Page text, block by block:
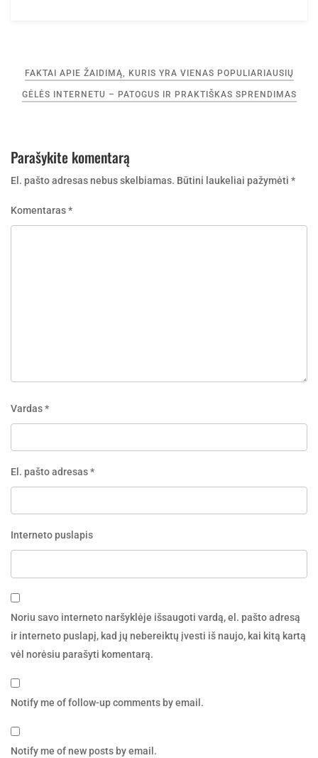
Navigacija
tarp
įrašų
FAKTAI APIE ŽAIDIMĄ, KURIS YRA VIENAS POPULIARIAUSIŲ
GĖLĖS INTERNETU – PATOGUS IR PRAKTIŠKAS SPRENDIMAS
Parašykite komentarą
El. pašto adresas nebus skelbiamas. Būtini laukeliai pažymėti *
Komentaras*
Vardas*
El. pašto adresas*
Interneto puslapis
Noriu savo interneto naršyklėje išsaugoti vardą, el. pašto adresą
ir interneto puslapį, kad jų nebereiktų įvesti iš naujo, kai kitą kartą
vėl norėsiu parašyti komentarą.
Notify me of follow-up comments by email.
Notify me of new posts by email.